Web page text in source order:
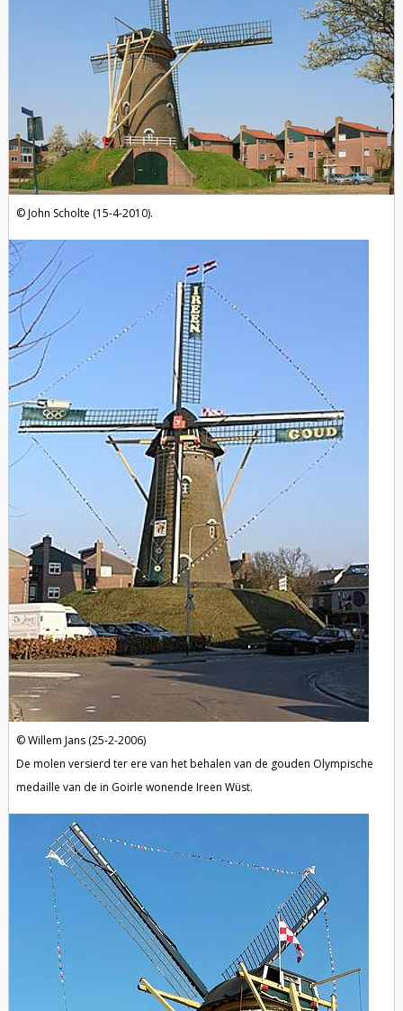
John Scholte (15-4-2010).
Willem Jans (25-2-2006)
De molen versierd ter ere van het behalen van de gouden Olympische
medaille van de in Goirle wonende Ireen Wüst.